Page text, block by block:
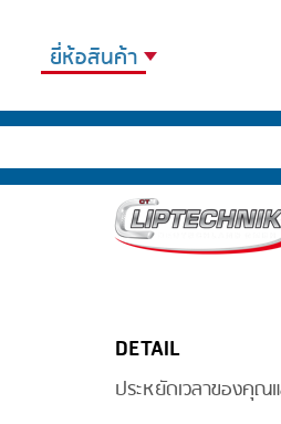
ยี่ห้อสินค้า
BANDALL
CARSOE
DETAIL
ประหยัดเวลาของคุ